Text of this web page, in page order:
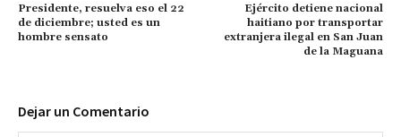
Presidente, resuelva eso el 22
de diciembre; usted es un
hombre sensato
Ejército detiene nacional
haitiano por transportar
extranjera ilegal en San Juan
de la Maguana
Dejar un Comentario